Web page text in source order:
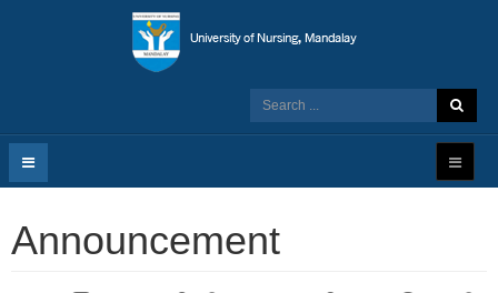
Announcement